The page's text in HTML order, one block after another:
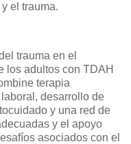
el trauma.
trauma en el
los adultos con TDAH
terapia
desarrollo de
y una red de
y el apoyo
asociados con el